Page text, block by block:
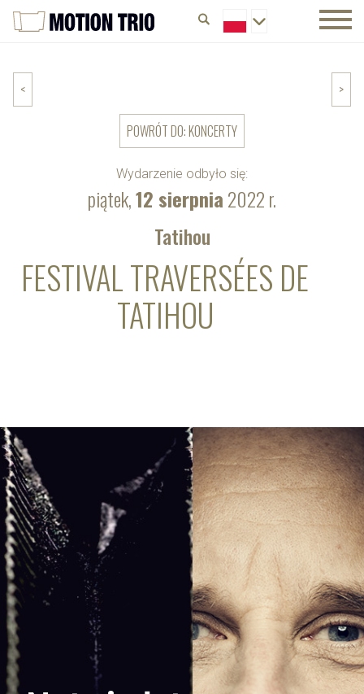
Wydarzenie odbyło się:
piątek,12 sierpnia2022 r.
< >
POWRÓT DO: KONCERTY
Tatihou
FESTIVAL TRAVERSÉES DE
TATIHOU